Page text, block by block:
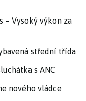
– Vysoký výkon za
střední třída
s ANC
nového vládce